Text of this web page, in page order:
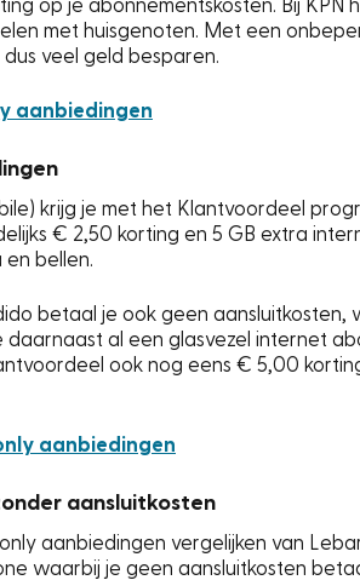
op je abonnementskosten. Bij KPN
met huisgenoten. Met een
veel geld besparen.
aanbiedingen
krijg je met het Klantvoordeel
€ 2,50 korting en 5 GB extra
bellen.
betaal je ook geen aansluitkosten,
al een glasvezel internet
ook nog eens € 5,00
aanbiedingen
aansluitkosten
aanbiedingen vergelijken van
waarbij je geen aansluitkosten